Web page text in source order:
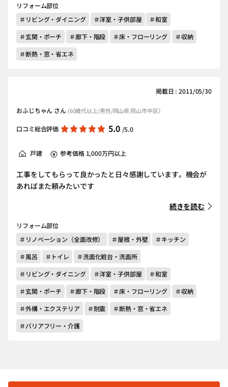
リフォーム部位
＃リビング・ダイニング
＃洋室・子供部屋
＃和室
＃玄関・ポーチ
＃廊下・階段 ＃床・フローリング
＃収納
＃断熱・窓・省エネ
掲載日 : 2011/05/30
おふじちゃん さん (60歳代以上/男性/岡山県 岡山市中区）
口コミ総合評価 5.0 /5.0
戸建 参考価格 1,000万円以上
工事をしてもらって良かったと日々感謝しています。機会が
あればまた頼みたいです
続きを読む
リフォーム部位
＃リノベーション（全面改修）
＃屋根・外壁
＃キッチン
＃風呂
＃トイレ
＃洗面化粧台・洗面所
＃リビング・ダイニング
＃洋室・子供部屋
＃和室
＃玄関・ポーチ
＃廊下・階段 ＃床・フローリング
＃収納
＃外構・エクステリア
＃耐震
＃断熱・窓・省エネ
＃バリアフリー・介護